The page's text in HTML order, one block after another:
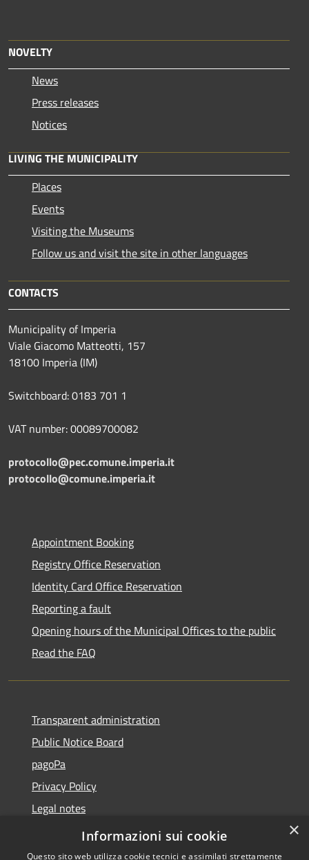
NOVELTY
News
Press releases
Notices
LIVING THE MUNICIPALITY
Places
Events
Visiting the Museums
Follow us and visit the site in other languages
CONTACTS
Municipality of Imperia
Viale Giacomo Matteotti, 157
18100 Imperia (IM)
Switchboard: 0183 701 1
VAT number: 00089700082
protocollo@pec.comune.imperia.it
protocollo@comune.imperia.it
Appointment Booking
Registry Office Reservation
Identity Card Office Reservation
Reporting a fault
Opening hours of the Municipal Offices to the public
Read the FAQ
Transparent administration
Public Notice Board
pagoPa
Privacy Policy
Legal notes
Accessibility Statement
×
Informazioni sui cookie
Questo sito web utilizza cookie tecnici e assimilati strettamente